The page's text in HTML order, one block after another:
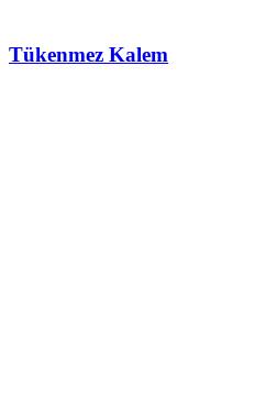
Tükenmez Kalem